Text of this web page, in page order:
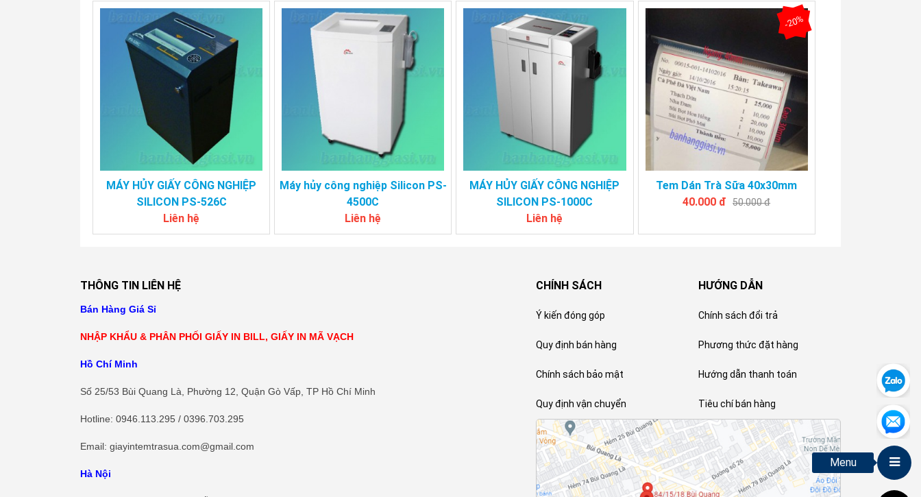
MÁY HỦY GIẤY CÔNG NGHIỆP
SILICON PS-526C
Liên hệ
Máy hủy công nghiệp Silicon PS-
4500C
Liên hệ
MÁY HỦY GIẤY CÔNG NGHIỆP
SILICON PS-1000C
Liên hệ
Tem Dán Trà Sữa 40x30mm
-20%
40.000 đ 50.000 đ
THÔNG TIN LIÊN HỆ
Bán Hàng Giá Sỉ
NHẬP KHẨU & PHÂN PHỐI GIẤY IN BILL, GIẤY IN MÃ VẠCH
Hồ Chí Minh
Số 25/53 Bùi Quang Là, Phường 12, Quận Gò Vấp, TP Hồ Chí Minh
Hotline: 0946.113.295 / 0396.703.295
Email: giayintemtrasua.com@gmail.com
Hà Nội
CHÍNH SÁCH
Ý kiến đóng góp
Quy định bán hàng
Chính sách bảo mật
Quy định vận chuyển
HƯỚNG DẪN
Chính sách đổi trả
Phương thức đặt hàng
Hướng dẫn thanh toán
Tiêu chí bán hàng
Menu